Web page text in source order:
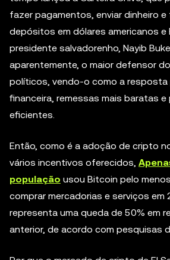
fazer pagamentos, enviar dinheiro
depósitos em dólares americanos e
presidente salvadorenho, Nayib
aparentemente, o maior defensor
políticos, vendo-o como a resposta
financeira, remessas mais baratas
eficientes.
Então, como é a adoção de cripto
vários incentivos oferecidos,
população usou Bitcoin pelo
comprar mercadorias e serviços em
representa uma queda de 50% em
anterior, de acordo com pesquisas